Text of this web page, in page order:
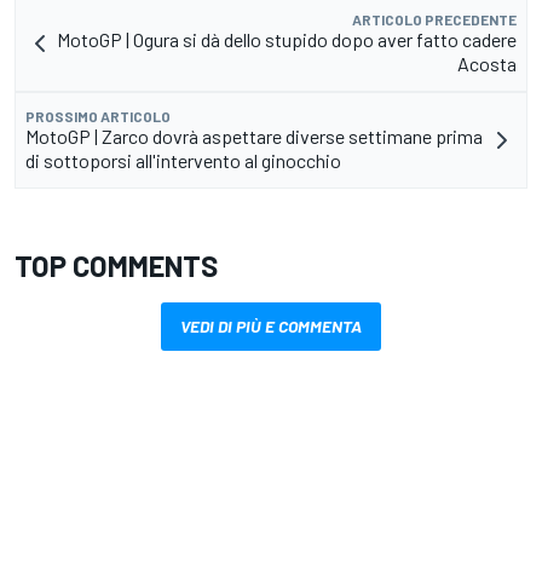
ARTICOLO PRECEDENTE
MotoGP | Ogura si dà dello stupido dopo aver fatto cadere
Acosta
PROSSIMO ARTICOLO
MotoGP | Zarco dovrà aspettare diverse settimane prima
di sottoporsi all'intervento al ginocchio
TOP COMMENTS
VEDI DI PIÙ E COMMENTA